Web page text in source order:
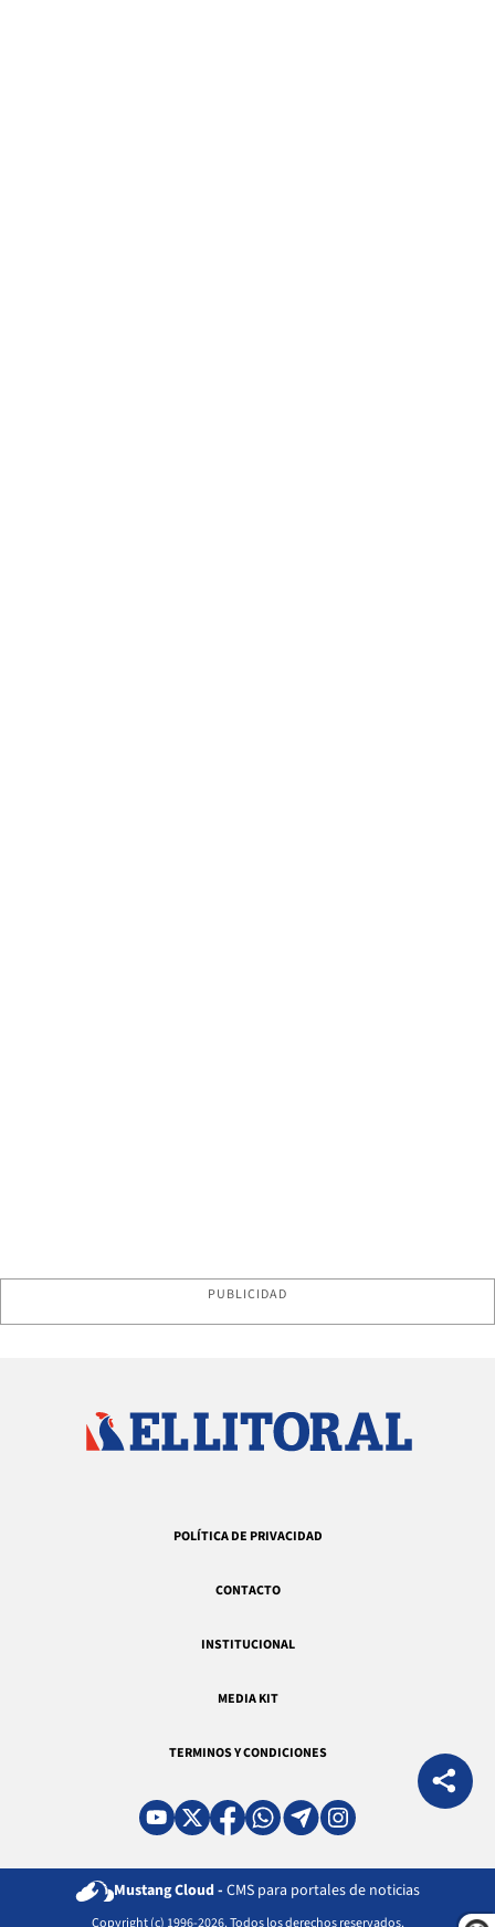
PUBLICIDAD
POLÍTICA DE PRIVACIDAD
CONTACTO
INSTITUCIONAL
MEDIA KIT
TERMINOS Y CONDICIONES
Mustang Cloud - CMS para portales de noticias